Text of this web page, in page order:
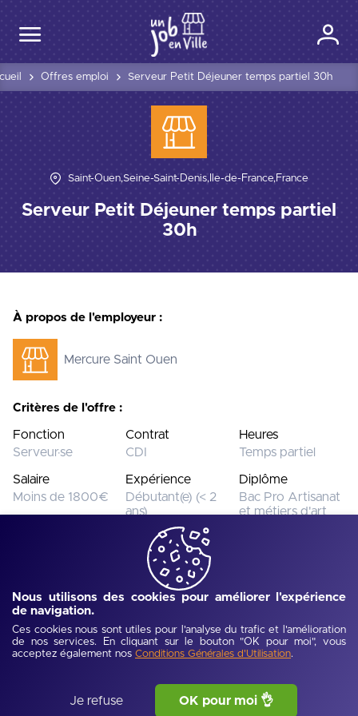
Nous utilisons des cookies pour améliorer l'expérience
de navigation.
Ces cookies nous sont utiles pour l'analyse du trafic et l'amélioration
de nos services. En cliquant sur le bouton "OK pour moi", vous
acceptez également nos Conditions Générales d'Utilisation.
Je refuse OK pour moi 👌
Offres emploi Serveur Petit Déjeuner temps partiel 30h
Saint-Ouen,Seine-Saint-Denis,Île-de-France,France
Serveur Petit Déjeuner temps partiel
30h
À propos de l'employeur :
Mercure Saint Ouen
Critères de l'offre :
Fonction
Serveur·se
Contrat
CDI
Heures
Temps partiel
Salaire
Moins de 1800€
Expérience
Débutant(e) (< 2
ans)
Diplôme
Bac Pro Artisanat
et métiers d'art
Cette offre n’est plus disponible.
Description de l'offre
Ref :UJEV6a1def0459589- Publié :12/06/2026
Si en vous réveillant, vous n'avez qu'une envie c'est de faire
plaisir à vos clients et leur mettre des paillettes dans les